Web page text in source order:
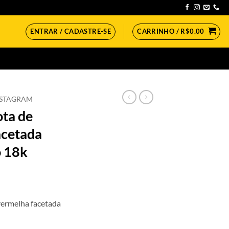
ENTRAR / CADASTRE-SE CARRINHO / R$0.00
de
18k
facetada